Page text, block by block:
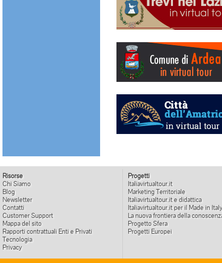
Risorse
Chi Siamo
Blog
Newsletter
Contatti
Customer Support
Mappa del sito
Rapporti contrattuali Enti e Privati
Tecnologia
Privacy
Progetti
Italiavirtualtour.it
Marketing Territoriale
Italiavirtualtour.it e didattica
Italiavirtualtour.it per il Made in Italy
La nuova frontiera della
Progetto Sfera
Progetti Europei